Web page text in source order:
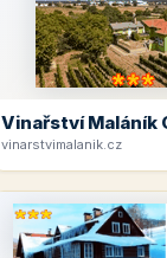
Vinařství Maláník
vinarstvimalanik.cz